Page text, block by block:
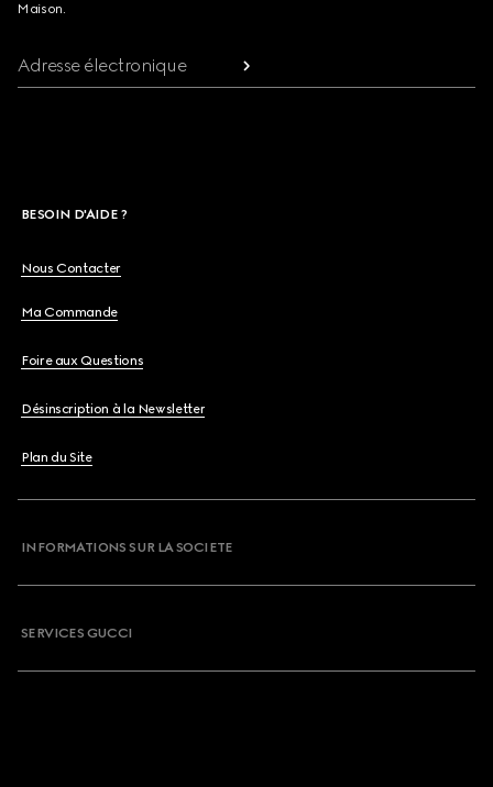
Maison.
Adresse électronique
BESOIN D'AIDE ?
Nous Contacter
Ma Commande
Foire aux Questions
Désinscription à la Newsletter
Plan du Site
INFORMATIONS SUR LA SOCIETE
SERVICES GUCCI